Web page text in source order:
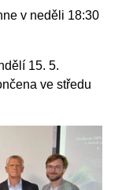
v neděli 18:30
15. 5.
ve středu